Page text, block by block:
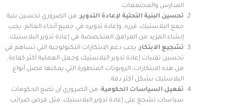
المدارس والمجتمعات.
تحسين البنية التحتية لإعادة التدوير: من الضروري تحسين بنية
جمع البلاستيك، فرزه، وإعادة تدويره في جميع أنحاء العالم. يجب
إنشاء المزيد من المرافق المتخصصة في إعادة تدوير البلاستيك.
تشجيع الابتكار: يجب دعم الابتكارات التكنولوجية التي تساهم في
تحسين تقنيات إعادة تدوير البلاستيك وجعل العملية أكثر كفاءة.
من هذه الابتكارات، الروبوتات المتطورة التي يمكنها فصل أنواع
البلاستيك بشكل أكثر دقة.
تفعيل السياسات الحكومية : من الضروري أن تضع الحكومات
سياسات تشجع على إعادة تدوير البلاستيك، مثل فرض ضرائب